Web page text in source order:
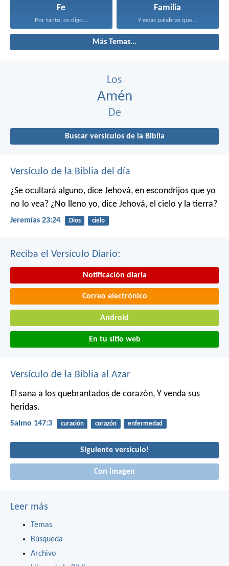
Fe
Por tanto, os digo...
Familia
Y estas palabras que...
Más Temas...
Los
Amén
De
Buscar versículos de la Biblia
Versículo de la Biblia del día
¿Se ocultará alguno, dice Jehová, en escondrijos que yo
no lo vea? ¿No lleno yo, dice Jehová, el cielo y la tierra?
Jeremías 23:24 Dios cielo
Reciba el Versículo Diario:
Notificación diaria
Correo electrónico
Android
En tu sitio web
Versículo de la Biblia al Azar
El sana a los quebrantados de corazón, Y venda sus
heridas.
Salmo 147:3 curación corazón enfermedad
Siguiente versículo!
Con imagen
Leer más
Temas
Búsqueda
Archivo